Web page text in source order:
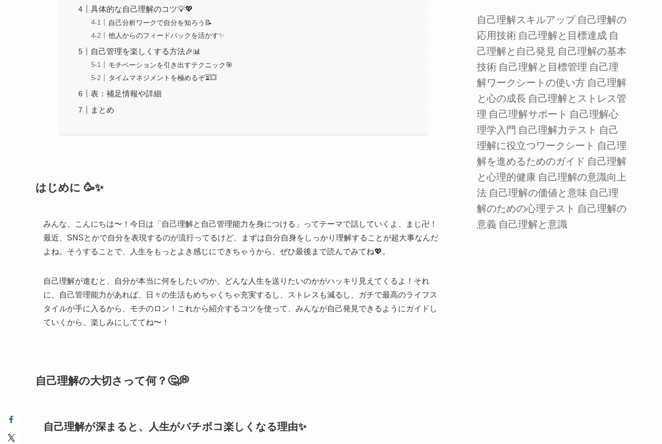
具体的な自己理解のコツ💡💖
自己分析ワークで自分を知ろう📝
他人からのフィードバックを活かす✨
自己管理を楽しくする方法🎉📊
モチベーションを引き出すテクニック🎯
タイムマネジメントを極めるぞ⏳💥
表：補足情報や詳細
まとめ
はじめに 🥳✨
みんな、こんにちは〜！今日は「自己理解と自己管理能力を身につける」ってテーマで話していくよ、まじ卍！
最近、SNSとかで自分を表現するのが流行ってるけど、まずは自分自身をしっかり理解することが超大事なんだ
よね。そうすることで、人生をもっとよき感じにできちゃうから、ぜひ最後まで読んでみてね💖。
自己理解が進むと、自分が本当に何をしたいのか、どんな人生を送りたいのかがハッキリ見えてくるよ！それ
に、自己管理能力があれば、日々の生活もめちゃくちゃ充実するし、ストレスも減るし、ガチで最高のライフス
タイルが手に入るから、モチのロン！これから紹介するコツを使って、みんなが自己発見できるようにガイドし
ていくから、楽しみにしててね〜！
自己理解の大切さって何？🤔💭
自己理解が深まると、人生がバチボコ楽しくなる理由✨
自己理解スキルアップ 自己理解の
応用技術 自己理解と目標達成 自
己理解と自己発見 自己理解の基本
技術 自己理解と目標管理 自己理
解ワークシートの使い方 自己理解
と心の成長 自己理解とストレス管
理 自己理解サポート 自己理解心
理学入門 自己理解力テスト 自己
理解に役立つワークシート 自己理
解を進めるためのガイド 自己理解
と心理的健康 自己理解の意識向上
法 自己理解の価値と意味 自己理
解のための心理テスト 自己理解の
意義 自己理解と意識